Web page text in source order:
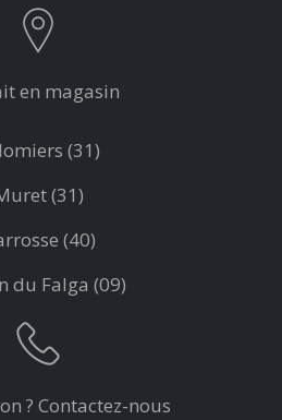
en magasin
(31)
(31)
(40)
du Falga (09)
? Contactez-nous